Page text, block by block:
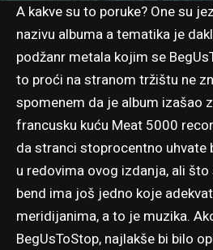
A kakve su to poruke? One su
nazivu albuma a tematika je
podžanr metala kojim se
to proći na stranom tržištu ne
spomenem da je album izašao
francusku kuću Meat 5000
da stranci stoprocentno uhvate
u redovima ovog izdanja, ali
bend ima još jedno koje
meridijanima, a to je muzika.
BegUsToStop, najlakše bi bilo